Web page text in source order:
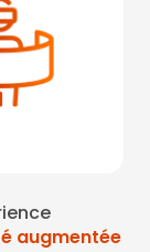
augmentée